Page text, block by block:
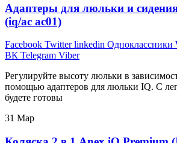
Адаптеры для люльки и
(iq/ac ac01)
Facebook Twitter linkedin Одноклассники
ВК Telegram Viber
Регулируйте высоту люльки в
помощью адаптеров для люльки IQ. С
будете готовы
31 Мар